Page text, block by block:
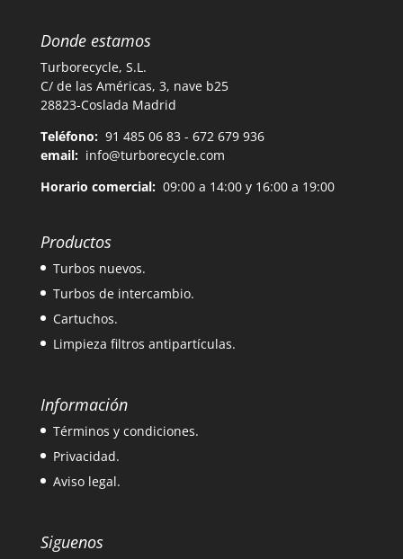
Donde estamos
Turborecycle, S.L.
C/ de las Américas, 3, nave b25
28823-Coslada Madrid
Teléfono: 91 485 06 83 - 672 679 936
email: info@turborecycle.com
Horario comercial:09:00 a 14:00 y 16:00 a 19:00
Productos
Turbos nuevos.
Turbos de intercambio.
Cartuchos.
Limpieza filtros antipartículas.
Información
Términos y condiciones.
Privacidad.
Aviso legal.
Siguenos